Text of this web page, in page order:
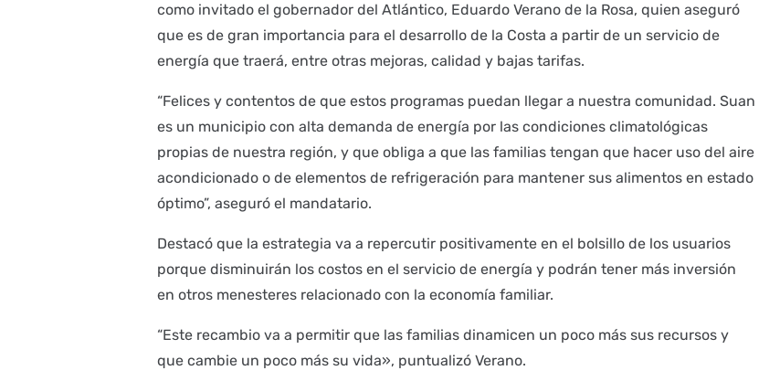
como invitado el gobernador del Atlántico, Eduardo Verano de la Rosa, quien aseguró
que es de gran importancia para el desarrollo de la Costa a partir de un servicio de
energía que traerá, entre otras mejoras, calidad y bajas tarifas.
“Felices y contentos de que estos programas puedan llegar a nuestra comunidad. Suan
es un municipio con alta demanda de energía por las condiciones climatológicas
propias de nuestra región, y que obliga a que las familias tengan que hacer uso del aire
acondicionado o de elementos de refrigeración para mantener sus alimentos en estado
óptimo”, aseguró el mandatario.
Destacó que la estrategia va a repercutir positivamente en el bolsillo de los usuarios
porque disminuirán los costos en el servicio de energía y podrán tener más inversión
en otros menesteres relacionado con la economía familiar.
“Este recambio va a permitir que las familias dinamicen un poco más sus recursos y
que cambie un poco más su vida», puntualizó Verano.